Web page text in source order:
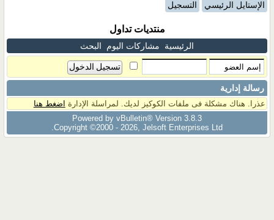
الإستايل الرئيسي التسجيل
منتديات تداول
الرئيسية مشاركات اليوم البحث
رسالة إدارية
عذرا. هناك مشكلة فى ملفات الكوكيز لديك. لمراسلة الإدارة اضغط هنا
Powered by vBulletin® Version 3.8.3
Copyright ©2000 - 2026, Jelsoft Enterprises Ltd.